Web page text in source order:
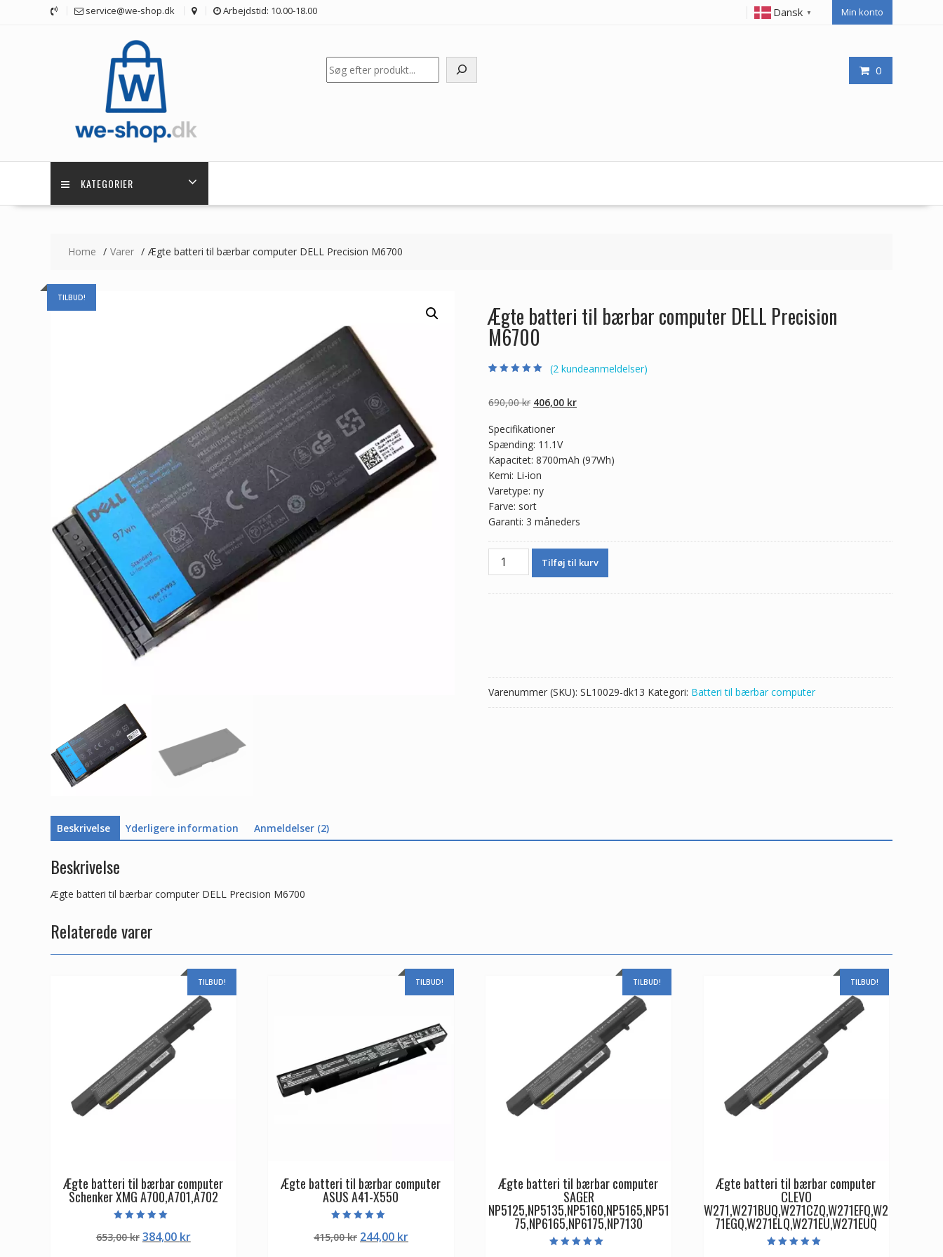
service@we-shop.dk Arbejdstid: 10.00-18.00 Dansk ▼ Min konto
0
Søg
KATEGORIER
Home Varer Ægte batteri til bærbar computer DELL Precision M6700
TILBUD!
Ægte batteri til bærbar computer DELL Precision
M6700
baseret på
kundebedømmel
(2 kundeanmeldelser)
690,00kr Den
pris
var:
690,00 kr.
406,00 krDen
406,00 kr.
Specifikationer
Spænding: 11.1V
Kapacitet: 8700mAh (97Wh)
Kemi: Li-ion
Varetype: ny
Farve: sort
Garanti: 3 måneders
Ægte
batteri
antal
Tilføj til kurv
Varenummer (SKU): SL10029-dk13 Kategori: Batteri til bærbar computer
Beskrivelse Yderligere information Anmeldelser (2)
Beskrivelse
Ægte batteri til bærbar computer DELL Precision M6700
Relaterede varer
TILBUD!
Ægte batteri til bærbar computer
Schenker XMG A700,A701,A702
5.00
ud af 5
653,00kr Den
384,00 krDen
TILBUD!
Ægte batteri til bærbar computer
ASUS A41-X550
5.00
ud af 5
415,00kr Den
244,00 krDen
TILBUD!
Ægte batteri til bærbar computer
SAGER
NP5125,NP5135,NP5160,NP5165,NP51
75,NP6165,NP6175,NP7130
TILBUD!
Ægte batteri til bærbar computer
CLEVO
W271,W271BUQ,W271CZQ,W271EFQ,W2
71EGQ,W271ELQ,W271EU,W271EUQ